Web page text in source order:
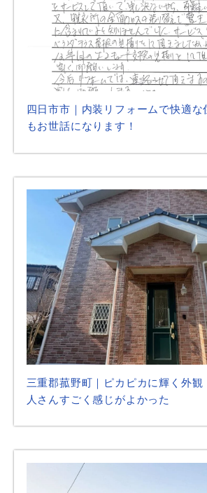
四日市市｜内装リフォームで快適な
もお世話になります！
三重郡菰野町｜ピカピカに輝く外観
人さんすごく感じがよかった